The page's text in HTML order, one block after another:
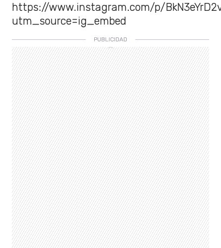
https://www.instagram.com/p/
utm_source=ig_embed